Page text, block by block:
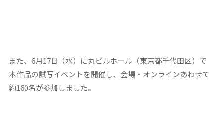
また、6月17日（水）に丸ビルホール（東京都千代田区）で
本作品の試写イベントを開催し、会場・オンラインあわせて
約160名が参加しました。